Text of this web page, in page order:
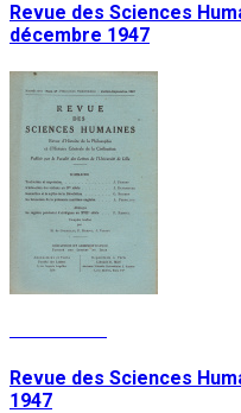
Revue des Sciences
décembre 1947
Revue des Sciences
1947